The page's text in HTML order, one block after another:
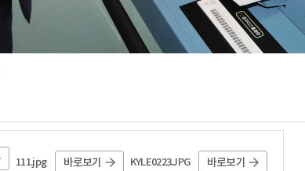
111.jpg 바로보기 KYLE0223.JPG 바로보기